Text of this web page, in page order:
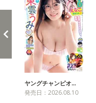
ヤングチャンピオ…
発売日：2026.08.10